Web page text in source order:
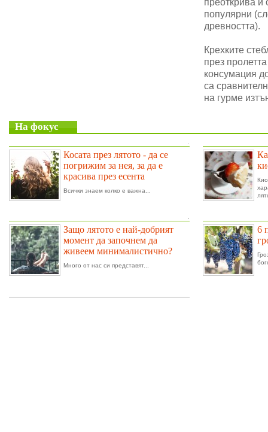
преоткрива и
популярни
древността).
Крехките
през
консумация
са
на гурме
На фокус
Косата през лятото - да се
погрижим за нея, за да е
красива през есента
Всички знаем колко е важна...
Защо лятото е най-добрият
момент да започнем да
живеем минималистично?
Много от нас си представят...
6